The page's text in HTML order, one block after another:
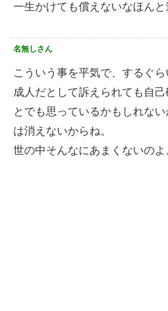
一生かけても償えないなほんと
名無しさん
こういう事を平気で、するぐ
成人だとして訴えられても自
とでも思っているかもしれな
は消えないからね。
世の中そんなにあまくないのよ